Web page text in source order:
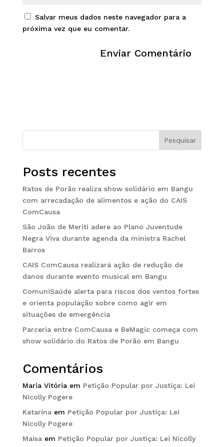
Salvar meus dados neste navegador para a
próxima vez que eu comentar.
Pesquisar
Posts recentes
Ratos de Porão realiza show solidário em Bangu
com arrecadação de alimentos e ação do CAIS
ComCausa
São João de Meriti adere ao Plano Juventude
Negra Viva durante agenda da ministra Rachel
Barros
CAIS ComCausa realizará ação de redução de
danos durante evento musical em Bangu
ComuniSaúde alerta para riscos dos ventos fortes
e orienta população sobre como agir em
situações de emergência
Parceria entre ComCausa e BeMagic começa com
show solidário do Ratos de Porão em Bangu
Comentários
Maria Vitóriaem Petição Popular por Justiça: Lei
Nicolly Pogere
Katarinaem Petição Popular por Justiça: Lei
Nicolly Pogere
Maisaem Petição Popular por Justiça: Lei Nicolly